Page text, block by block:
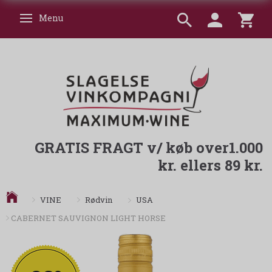
Skifte navigation
Menu
GRATIS FRAGT v/ køb over1.000
kr. ellers 89 kr.
VINE Rødvin
USA
CABERNET SAUVIGNON LIGHT HORSE